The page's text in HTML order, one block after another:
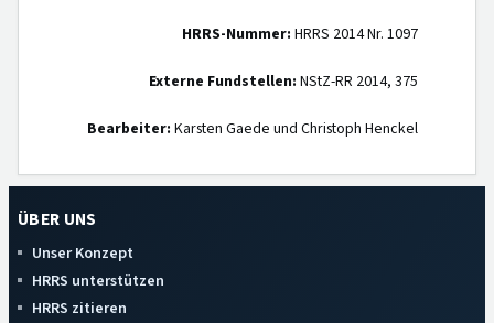
HRRS-Nummer: HRRS 2014 Nr. 1097
Externe Fundstellen: NStZ-RR 2014, 375
Bearbeiter: Karsten Gaede und Christoph Henckel
ÜBER UNS
Unser Konzept
HRRS unterstützen
HRRS zitieren